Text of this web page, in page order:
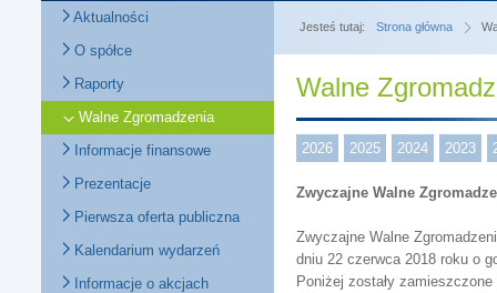
Aktualności
O spółce
Raporty
Walne Zgromadzenia
Informacje finansowe
Prezentacje
Pierwsza oferta publiczna
Kalendarium wydarzeń
Informacje o akcjach
Jesteś tutaj: Strona główna
Walne
2026 2025 2024 2023
Zwyczajne Walne
Zwyczajne Walne
dniu 22 czerwca 2018 roku o
Poniżej zostały